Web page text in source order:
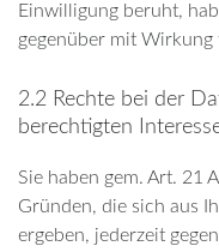
Einwilligung beruht,
gegenüber mit
2.2 Rechte bei der
berechtigten
Sie haben gem. Art. 21
Gründen, die sich aus
ergeben, jederzeit